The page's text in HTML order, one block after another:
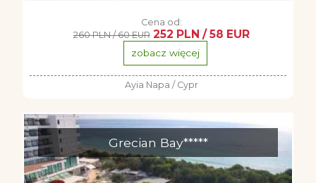
Cena od:
260 PLN / 60 EUR 252 PLN / 58 EUR
zobacz więcej
Ayia Napa / Cypr
Grecian Bay*****